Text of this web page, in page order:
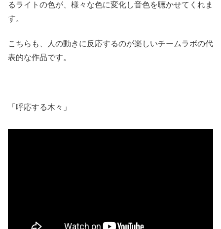
るライトの色が、様々な色に変化し音色を聴かせてくれま
す。
こちらも、人の動きに反応するのが楽しいチームラボの代
表的な作品です。
「呼応する木々」